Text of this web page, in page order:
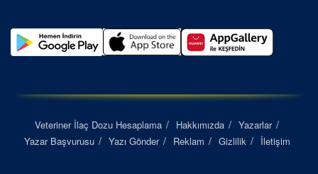
Veteriner İlaç Dozu Hesaplama Hakkımızda
Yazarlar
Yazar Başvurusu
Yazı Gönder Reklam Gizlilik İletişim